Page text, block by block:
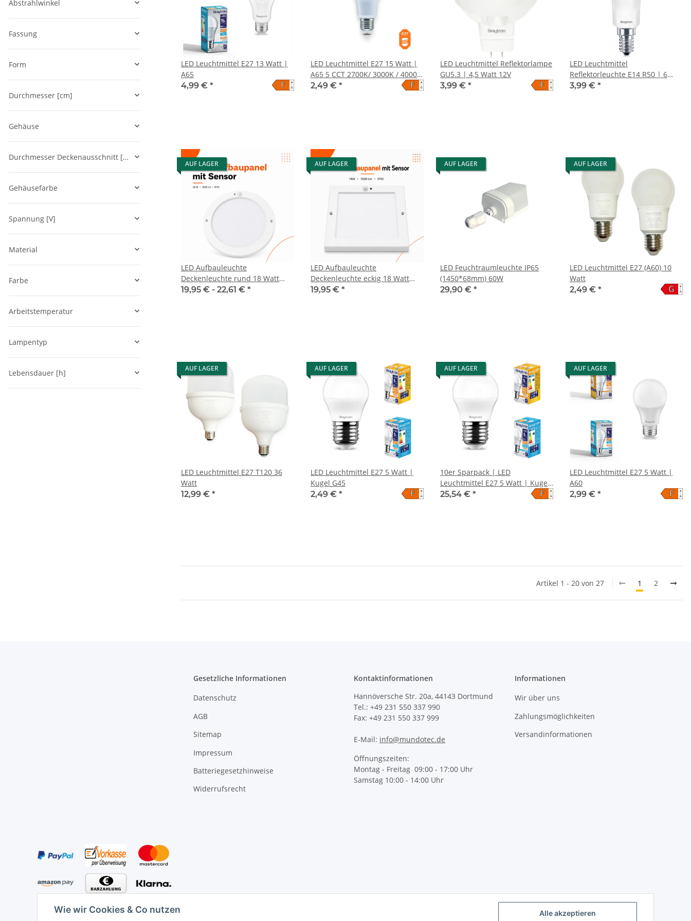
Alle akzeptieren
Wie wir Cookies & Co nutzen
LED Leuchtmittel E27 13 Watt |
A65
4,99 € * A
↑
G
F
LED Leuchtmittel E27 15 Watt |
A65 5 CCT 2700K/ 3000K / 4000K
/ 5000K / 6500K
2,49 € * A
↑
G
F
LED Leuchtmittel Reflektorlampe
GU5.3 | 4,5 Watt 12V
3,99 € * A
↑
G
F
LED Leuchtmittel
Reflektorleuchte E14 R50 | 6
Watt
3,99 € *
AUF LAGER
LED Aufbauleuchte
Deckenleuchte rund 18 Watt
IP20 mit Sensor
19,95 € - 22,61 € *
AUF LAGER
LED Aufbauleuchte
Deckenleuchte eckig 18 Watt
IP20 mit Sensor
19,95 € *
AUF LAGER
LED Feuchtraumleuchte IP65
(1450*68mm) 60W
29,90 € *
AUF LAGER
LED Leuchtmittel E27 (A60) 10
Watt
2,49 € * A
↑
G
G
AUF LAGER
LED Leuchtmittel E27 T120 36
Watt
12,99 € *
AUF LAGER
LED Leuchtmittel E27 5 Watt |
Kugel G45
2,49 € * A
↑
G
F
AUF LAGER
10er Sparpack | LED
Leuchtmittel E27 5 Watt | Kugel
G45
25,54 € * A
↑
G
F
AUF LAGER
LED Leuchtmittel E27 5 Watt |
A60
2,99 € * A
↑
G
F
Artikel 1 - 20 von 27 1 2
Abstrahlwinkel
Fassung
Form
Durchmesser [cm]
Gehäuse
Durchmesser Deckenausschnitt [cm]
Gehäusefarbe
Spannung [V]
Material
Farbe
Arbeitstemperatur
Lampentyp
Lebensdauer [h]
Gesetzliche Informationen
Datenschutz
AGB
Sitemap
Impressum
Batteriegesetzhinweise
Widerrufsrecht
Kontaktinformationen
Hannöversche Str. 20a, 44143 Dortmund
Tel.: +49 231 550 337 990
Fax: +49 231 550 337 999
E-Mail: info@mundotec.de
Öffnungszeiten:
Montag - Freitag 09:00 - 17:00 Uhr
Samstag 10:00 - 14:00 Uhr
Informationen
Wir über uns
Zahlungsmöglichkeiten
Versandinformationen